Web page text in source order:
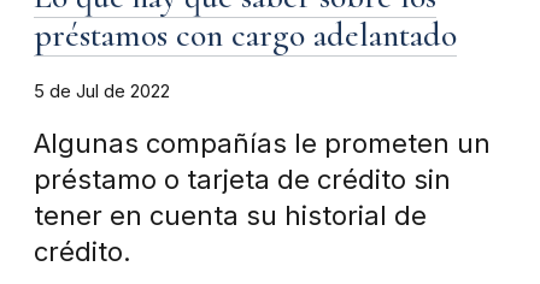
préstamos con cargo adelantado
5 de Jul de 2022
Algunas compañías le prometen un
préstamo o tarjeta de crédito sin
tener en cuenta su historial de
crédito.